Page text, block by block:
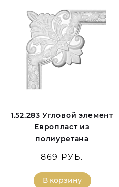
1.52.283 Угловой элемент
Европласт из
полиуретана
869 РУБ.
В корзину